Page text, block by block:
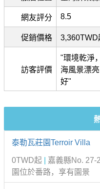
網友評分 8.5
促銷價格 3,360TWD
訪客評價
"環境乾淨
海風景漂
好"
泰勒瓦莊園Terroir Villa
0TWD起
嘉義縣No. 27-
園位於番路，享有園景